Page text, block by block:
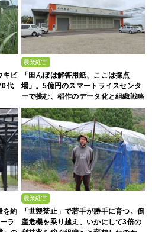
キビ
代
農業経営
「田んぼは解答用紙、ここは採点
場」。5億円のスマートライスセンタ
ーで挑む、稲作のデータ化と組織戦略
を約
ラ
農業経営
「世襲禁止」で若手が勝手に育つ。倒
産危機を乗り越え、いかにして3倍の